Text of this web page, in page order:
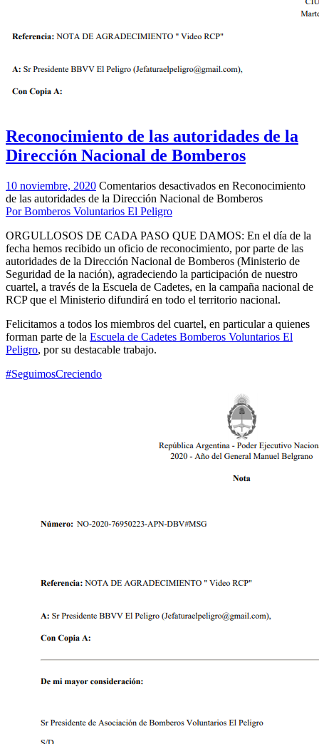
Reconocimiento de las autoridades de la
Dirección Nacional de Bomberos
10 noviembre, 2020 Comentarios desactivados en Reconocimiento
de las autoridades de la Dirección Nacional de Bomberos
Por Bomberos Voluntarios El Peligro
ORGULLOSOS DE CADA PASO QUE DAMOS: En el día de la
fecha hemos recibido un oficio de reconocimiento, por parte de las
autoridades de la Dirección Nacional de Bomberos (Ministerio de
Seguridad de la nación), agradeciendo la participación de nuestro
cuartel, a través de la Escuela de Cadetes, en la campaña nacional de
RCP que el Ministerio difundirá en todo el territorio nacional.
Felicitamos a todos los miembros del cuartel, en particular a quienes
forman parte de la Escuela de Cadetes Bomberos Voluntarios El
Peligro, por su destacable trabajo.
#SeguimosCreciendo